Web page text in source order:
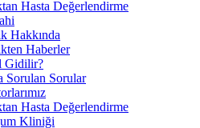
Hasta Değerlendirme
Hakkında
Haberler
Gidilir?
Sorulan Sorular
Hasta Değerlendirme
Kliniği